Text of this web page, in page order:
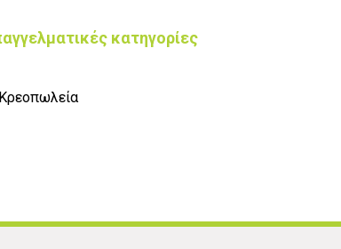
κατηγορίες
Κρεοπωλεία